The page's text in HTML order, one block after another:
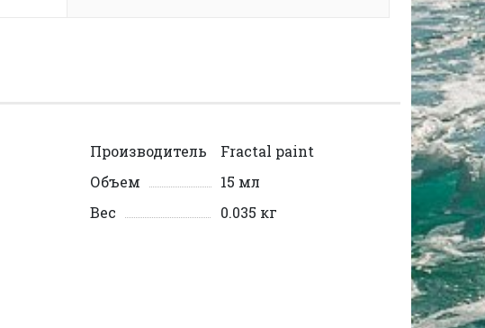
Производитель
Fractal paint
Объем
15 мл
Вес
0.035 кг